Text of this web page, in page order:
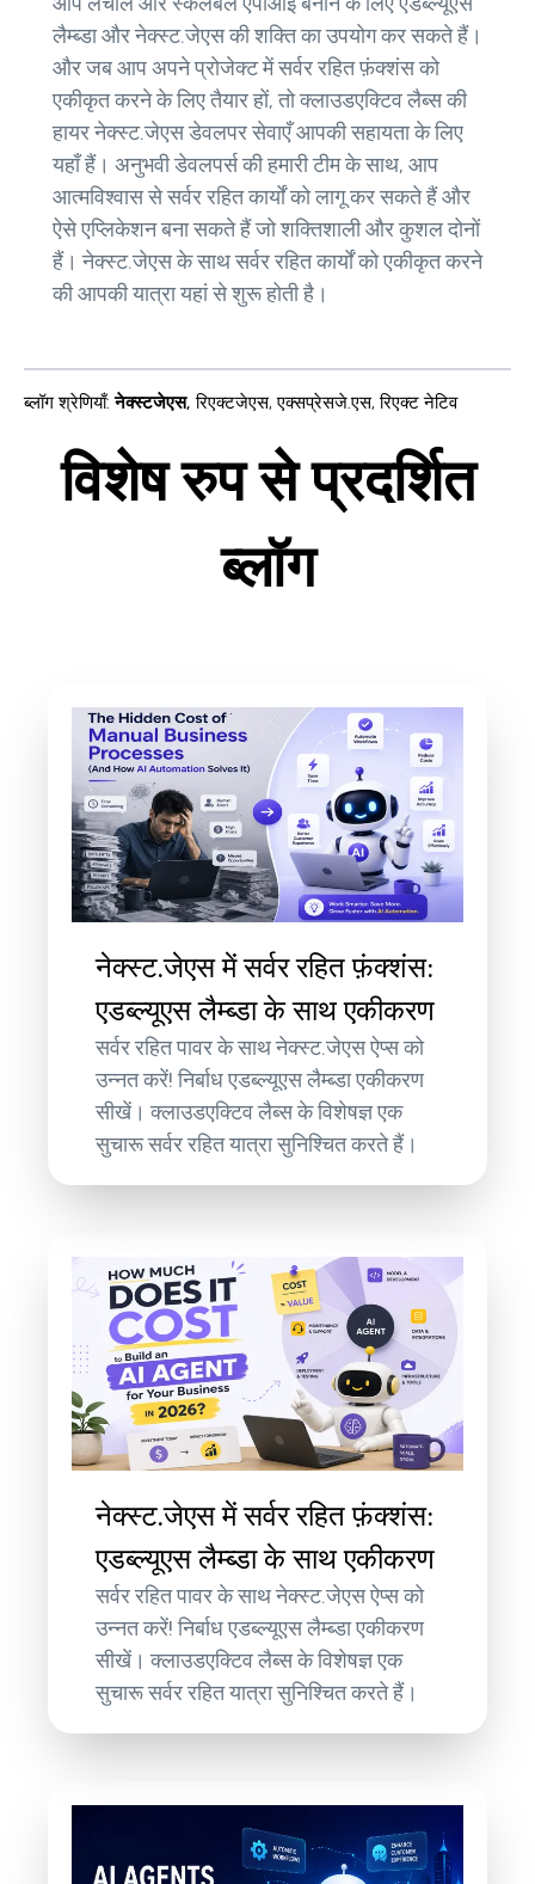
लैम्ब्डा और नेक्स्ट.जेएस की शक्ति का उपयोग कर सकते हैं।
और जब आप अपने प्रोजेक्ट में सर्वर रहित फ़ंक्शंस को
एकीकृत करने के लिए तैयार हों, तो क्लाउडएक्टिव लैब्स की
हायर नेक्स्ट.जेएस डेवलपर सेवाएँ आपकी सहायता के लिए
यहाँ हैं। अनुभवी डेवलपर्स की हमारी टीम के साथ, आप
आत्मविश्वास से सर्वर रहित कार्यों को लागू कर सकते हैं और
ऐसे एप्लिकेशन बना सकते हैं जो शक्तिशाली और कुशल दोनों
हैं। नेक्स्ट.जेएस के साथ सर्वर रहित कार्यों को एकीकृत करने
की आपकी यात्रा यहां से शुरू होती है।
ब्लॉग श्रेणियाँ: नेक्स्टजेएस, रिएक्टजेएस,एक्सप्रेसजे.एस,रिएक्ट नेटिव
विशेष रुप से प्रदर्शित
ब्लॉग
नेक्स्ट.जेएस में सर्वर रहित फ़ंक्शंस:
एडब्ल्यूएस लैम्ब्डा के साथ एकीकरण
सर्वर रहित पावर के साथ नेक्स्ट.जेएस ऐप्स को
उन्नत करें! निर्बाध एडब्ल्यूएस लैम्ब्डा एकीकरण
सीखें। क्लाउडएक्टिव लैब्स के विशेषज्ञ एक
सुचारू सर्वर रहित यात्रा सुनिश्चित करते हैं।
नेक्स्ट.जेएस में सर्वर रहित फ़ंक्शंस:
एडब्ल्यूएस लैम्ब्डा के साथ एकीकरण
सर्वर रहित पावर के साथ नेक्स्ट.जेएस ऐप्स को
उन्नत करें! निर्बाध एडब्ल्यूएस लैम्ब्डा एकीकरण
सीखें। क्लाउडएक्टिव लैब्स के विशेषज्ञ एक
सुचारू सर्वर रहित यात्रा सुनिश्चित करते हैं।